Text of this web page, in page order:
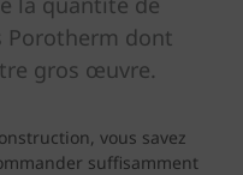
Porotherm dont
gros œuvre.
vous savez
suffisamment